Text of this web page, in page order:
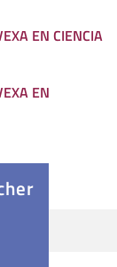
EN CIENCIA
EN